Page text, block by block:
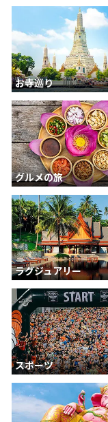
お寺巡り
グルメの旅
ラグジュアリー
スポーツ